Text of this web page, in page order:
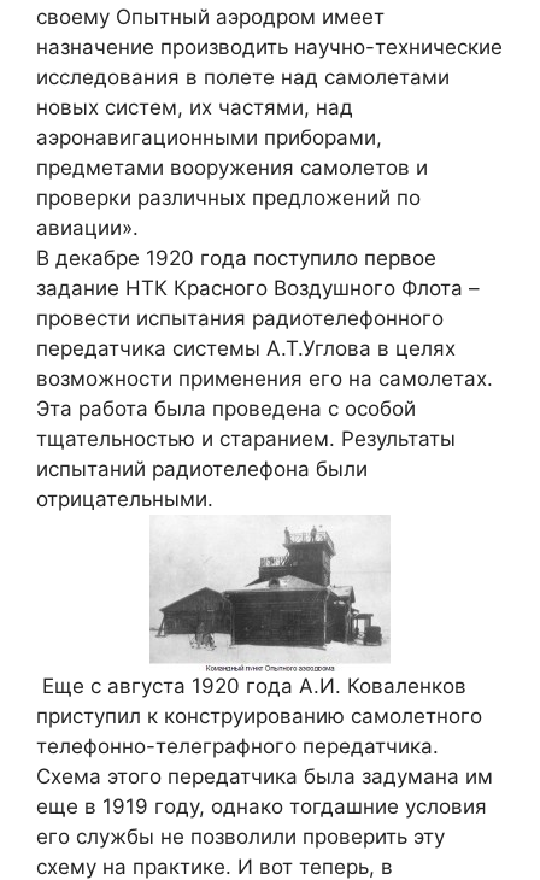
своему Опытный аэродром имеет
назначение производить научно-технические
исследования в полете над самолетами
новых систем, их частями, над
аэронавигационными приборами,
предметами вооружения самолетов и
проверки различных предложений по
авиации».
В декабре 1920 года поступило первое
задание НТК Красного Воздушного Флота –
провести испытания радиотелефонного
передатчика системы А.Т.Углова в целях
возможности применения его на самолетах.
Эта работа была проведена с особой
тщательностью и старанием. Результаты
испытаний радиотелефона были
отрицательными.
Еще с августа 1920 года А.И. Коваленков
приступил к конструированию самолетного
телефонно-телеграфного передатчика.
Схема этого передатчика была задумана им
еще в 1919 году, однако тогдашние условия
его службы не позволили проверить эту
схему на практике. И вот теперь, в